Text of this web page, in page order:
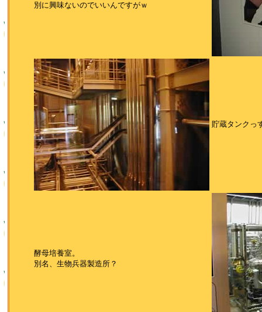
別に興味ないのでいいんですがｗ
貯蔵タンクっ
酵母培養室。
別名、生物兵器製造所？